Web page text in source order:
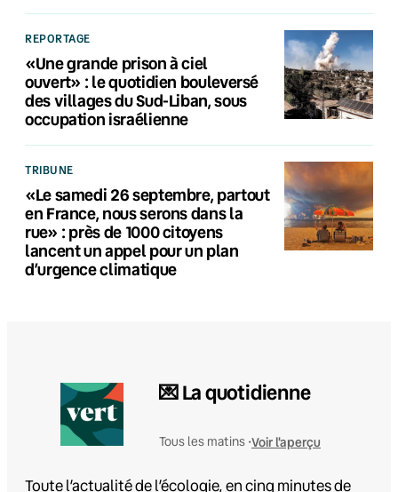
REPORTAGE
«Une grande prison à ciel
ouvert» : le quotidien bouleversé
des villages du Sud-Liban, sous
occupation israélienne
TRIBUNE
«Le samedi 26 septembre, partout
en France, nous serons dans la
rue» : près de 1000 citoyens
lancent un appel pour un plan
d’urgence climatique
💌 La quotidienne
Tous les matins •Voir l'aperçu
Toute l’actualité de l’écologie, en cinq minutes de